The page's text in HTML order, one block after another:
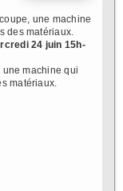
une machine
des matériaux.
24 juin 15h-
machine qui
matériaux.